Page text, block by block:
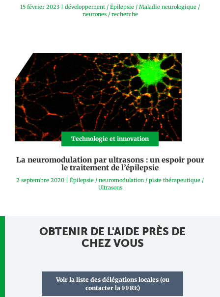
15 février 2023 développement / Épilepsie / Maladie neurologique /
neurones/ recherche
Technologie et innovation
La neuromodulation par ultrasons : un espoir pour
le traitement de l’épilepsie
2 septembre 2020 | Épilepsie / neuromodulation / piste thérapeutique /
Ultrasons
OBTENIR DE L'AIDE PRÈS DE
CHEZ VOUS
Voir la liste des délégations locales (ou
contacter la FFRE)